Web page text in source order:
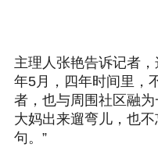
主理人张艳告诉记者
年5月，四年时间里，
者，也与周围社区融
大妈出来遛弯儿，也
句。”